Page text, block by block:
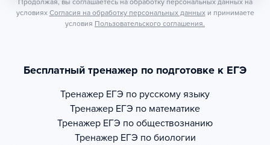
Продолжая, вы соглашаетесь на обработку персональных данных на
условиях Согласия на обработку персональных данных и принимаете
условия Пользовательского соглашения.
Бесплатный тренажер по подготовке к ЕГЭ
Тренажер ЕГЭ по русскому языку
Тренажер ЕГЭ по математике
Тренажер ЕГЭ по обществознанию
Тренажер ЕГЭ по биологии